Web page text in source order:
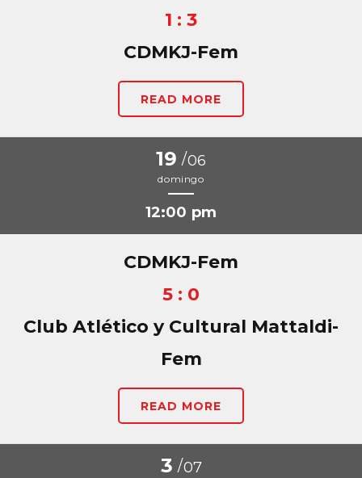
1 : 3
CDMKJ-Fem
READ MORE
19 /06
domingo
12:00 pm
CDMKJ-Fem
5 : 0
Club Atlético y Cultural Mattaldi-
Fem
READ MORE
3 /07